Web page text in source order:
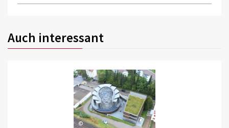
Auch interessant
©